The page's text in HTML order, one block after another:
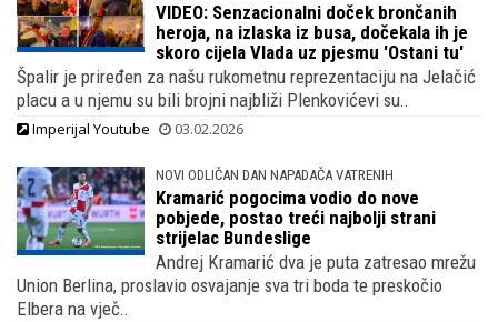
VIDEO: Senzacionalni doček brončanih
heroja, na izlaska iz busa, dočekala ih je
skoro cijela Vlada uz pjesmu 'Ostani tu'
Špalir je priređen za našu rukometnu reprezentaciju na Jelačić
placu a u njemu su bili brojni najbliži Plenkovićevi su..
Imperijal Youtube 03.02.2026
NOVI ODLIČAN DAN NAPADAČA VATRENIH
Kramarić pogocima vodio do nove
pobjede, postao treći najbolji strani
strijelac Bundeslige
Andrej Kramarić dva je puta zatresao mrežu
Union Berlina, proslavio osvajanje sva tri boda te preskočio
Elbera na vječ..